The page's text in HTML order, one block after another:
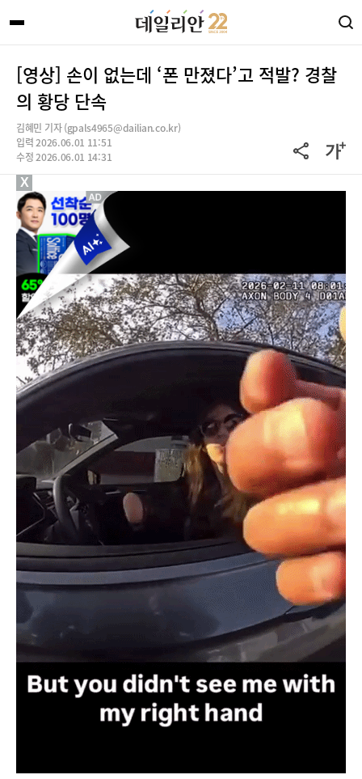
[영상] 손이 없는데 ‘폰 만졌다’고 적발? 경찰
의 황당 단속
김혜민 기자 (gpals4965@dailian.co.kr)
입력 2026.06.01 11:51
수정 2026.06.01 14:31
X